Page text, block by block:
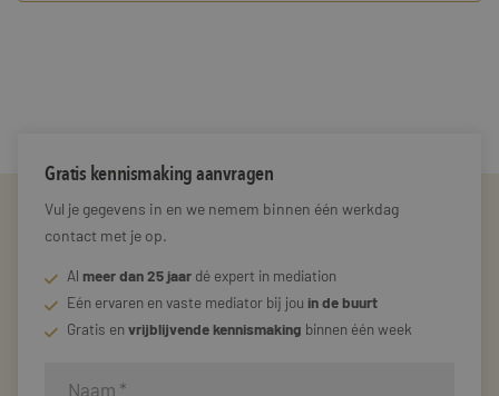
Gratis kennismaking aanvragen
Vul je gegevens in en we nemem binnen één werkdag
contact met je op.
Al meer dan 25 jaar dé expert in mediation
Eén ervaren en vaste mediator bij jou in de buurt
Gratis envrijblijvende kennismaking binnen één week